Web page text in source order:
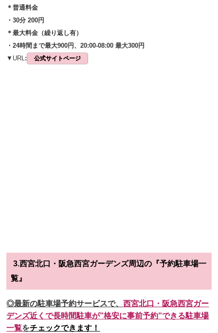
＊普通料金
・30分 200円
＊最大料金（繰り返し有）
・24時間まで最大900円、20:00-08:00 最大300円
▼URL : 公式サイトページ
3.西宮北口・阪急西宮ガーデンズ周辺の『予約駐車場一
覧』
◎最新の駐車場予約サービスで、西宮北口・阪急西宮ガー
デンズ近くで長時間駐車が”格安に事前予約”できる駐車場
一覧をチェックできます！